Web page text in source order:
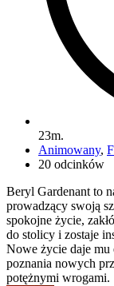
23m.
Animowany,
20 odcinków
Beryl Gardenant to
prowadzący swoją
spokojne życie,
do stolicy i zostaje
Nowe życie daje
poznania nowych
potężnymi wrogami.